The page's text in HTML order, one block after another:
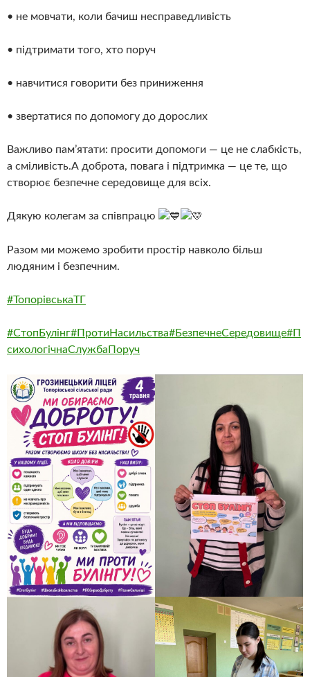
• не мовчати, коли бачиш несправедливість
• підтримати того, хто поруч
• навчитися говорити без приниження
• звертатися по допомогу до дорослих
Важливо пам’ятати: просити допомоги — це не слабкість,
а сміливість.А доброта, повага і підтримка — це те, що
створює безпечне середовище для всіх.
Дякую колегам за співпрацю
Разом ми можемо зробити простір навколо більш
людяним і безпечним.
#ТопорівськаТГ
#СтопБулінг#ПротиНасильства#БезпечнеСередовище#П
сихологічнаСлужбаПоруч